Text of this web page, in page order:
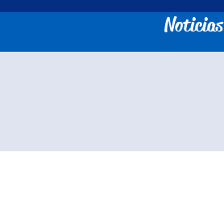
Noticias